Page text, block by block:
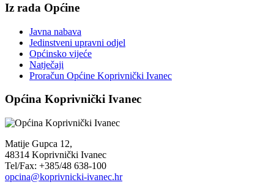
Iz rada Općine
Javna nabava
Jedinstveni upravni odjel
Općinsko vijeće
Natječaji
Proračun Općine Koprivnički Ivanec
Općina Koprivnički Ivanec
Matije Gupca 12,
48314 Koprivnički Ivanec
Tel/Fax: +385/48 638-100
opcina@koprivnicki-ivanec.hr